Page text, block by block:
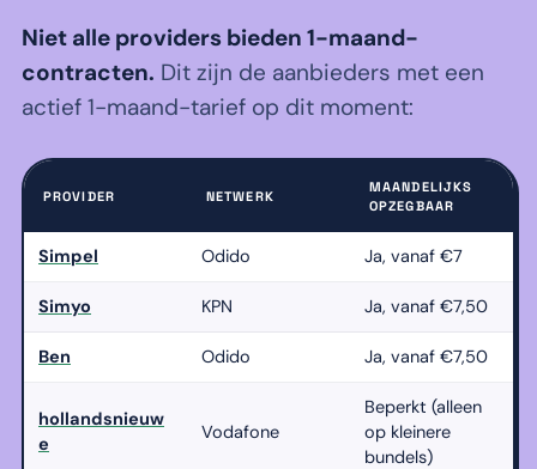
Niet alle providers bieden 1-maand-
contracten. Dit zijn de aanbieders met een
actief 1-maand-tarief op dit moment:
PROVIDER NETWERK
MAANDELIJKS
OPZEGBAAR
Simpel Odido Ja, vanaf €7
Simyo KPN Ja, vanaf €7,50
Ben Odido Ja, vanaf €7,50
hollandsnieuw
e
Vodafone
Beperkt (alleen
op kleinere
bundels)